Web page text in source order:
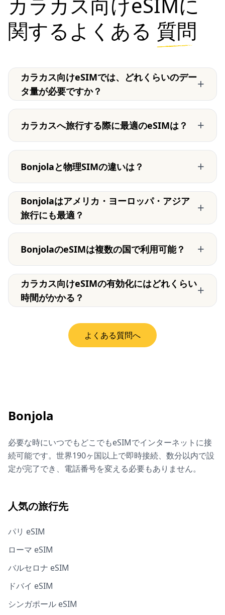
関するよくある 質問
カラカス向けeSIMでは、どれくらいのデー
タ量が必要ですか？
+
カラカスへ旅行する際に最適のeSIMは？ +
Bonjolaと物理SIMの違いは？ +
Bonjolaはアメリカ・ヨーロッパ・アジア
旅行にも最適？
+
BonjolaのeSIMは複数の国で利用可能？ +
カラカス向けeSIMの有効化にはどれくらい
時間がかかる？
+
よくある質問へ
Bonjola
必要な時にいつでもどこでもeSIMでインターネットに接
続可能です。世界190ヶ国以上で即時接続、数分以内で設
定が完了でき、電話番号を変える必要もありません。
人気の旅行先
パリ eSIM
ローマ eSIM
バルセロナ eSIM
ドバイ eSIM
シンガポール eSIM